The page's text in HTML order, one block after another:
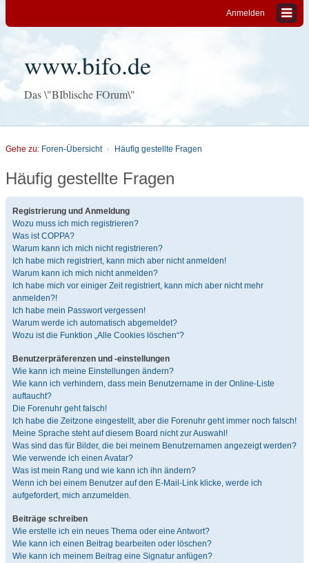
Anmelden
www.bifo.de
Das \"BIblische FOrum\"
Gehe zu: Foren-Übersicht Häufig gestellte Fragen
Häufig gestellte Fragen
Registrierung und Anmeldung
Wozu muss ich mich registrieren?
Was ist COPPA?
Warum kann ich mich nicht registrieren?
Ich habe mich registriert, kann mich aber nicht anmelden!
Warum kann ich mich nicht anmelden?
Ich habe mich vor einiger Zeit registriert, kann mich aber nicht mehr
anmelden?!
Ich habe mein Passwort vergessen!
Warum werde ich automatisch abgemeldet?
Wozu ist die Funktion „Alle Cookies löschen“?
Benutzerpräferenzen und -einstellungen
Wie kann ich meine Einstellungen ändern?
Wie kann ich verhindern, dass mein Benutzername in der Online-Liste
auftaucht?
Die Forenuhr geht falsch!
Ich habe die Zeitzone eingestellt, aber die Forenuhr geht immer noch falsch!
Meine Sprache steht auf diesem Board nicht zur Auswahl!
Was sind das für Bilder, die bei meinem Benutzernamen angezeigt werden?
Wie verwende ich einen Avatar?
Was ist mein Rang und wie kann ich ihn ändern?
Wenn ich bei einem Benutzer auf den E-Mail-Link klicke, werde ich
aufgefordert, mich anzumelden.
Beiträge schreiben
Wie erstelle ich ein neues Thema oder eine Antwort?
Wie kann ich einen Beitrag bearbeiten oder löschen?
Wie kann ich meinem Beitrag eine Signatur anfügen?